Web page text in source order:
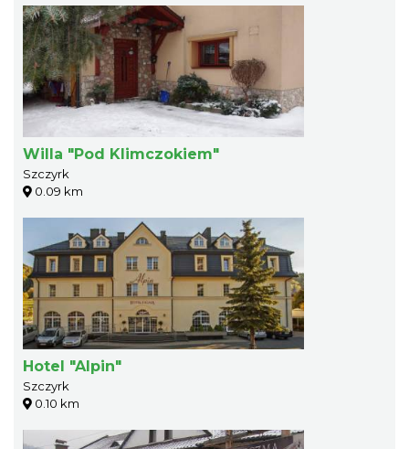
Willa "Pod Klimczokiem"
Szczyrk
0.09 km
Hotel "Alpin"
Szczyrk
0.10 km